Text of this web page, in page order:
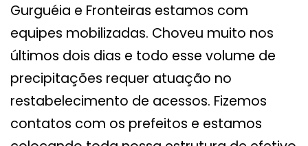
Gurguéia e Fronteiras estamos com
equipes mobilizadas. Choveu muito nos
últimos dois dias e todo esse volume de
precipitações requer atuação no
restabelecimento de acessos. Fizemos
contatos com os prefeitos e estamos